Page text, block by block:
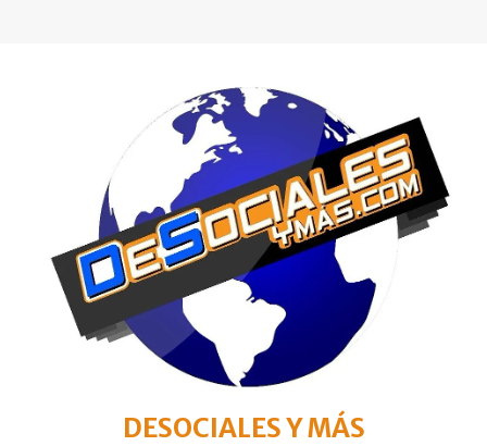
DESOCIALES Y MÁS